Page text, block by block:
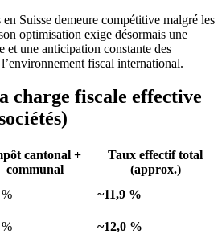
Suisse demeure compétitive malgré les
optimisation exige désormais une
et une anticipation constante des
fiscal international.
charge fiscale effective
cantonal +
communal
Taux effectif total
(approx.)
~11,9 %
~12,0 %